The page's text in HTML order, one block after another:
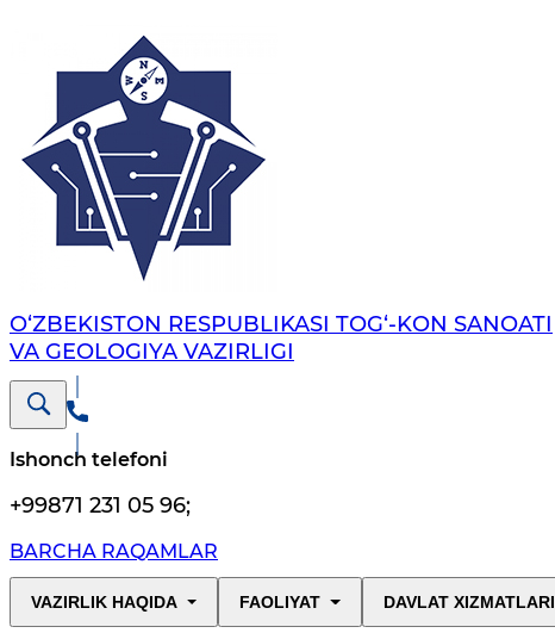
O‘ZBEKISTON RESPUBLIKASI TOG‘-KON SANOATI
VA GEOLOGIYA VAZIRLIGI
Ishonch telefoni
+99871 231 05 96;
BARCHA RAQAMLAR
VAZIRLIK HAQIDA FAOLIYAT DAVLAT XIZMATLARI